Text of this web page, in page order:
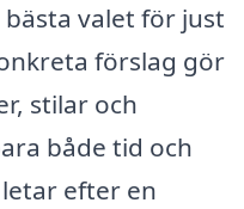
valet för just
förslag gör
stilar och
både tid och
efter en